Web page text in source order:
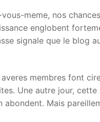
meme, nos
englobent
signale que le
membres font
Une autre jour,
Mais